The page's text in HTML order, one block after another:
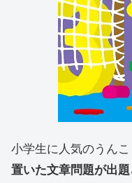
小学生に人気のうんこ
置いた文章問題が出